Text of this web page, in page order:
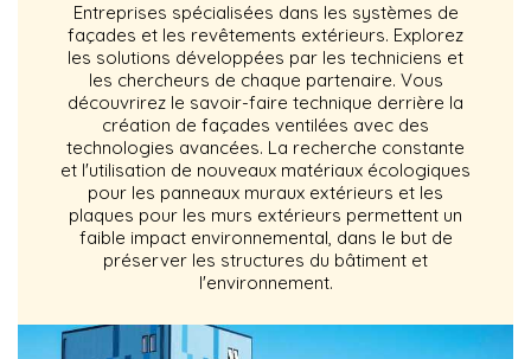
Entreprises spécialisées dans les systèmes de
façades et les revêtements extérieurs. Explorez
les solutions développées par les techniciens et
les chercheurs de chaque partenaire. Vous
découvrirez le savoir-faire technique derrière la
création de façades ventilées avec des
technologies avancées. La recherche constante
et l'utilisation de nouveaux matériaux écologiques
pour les panneaux muraux extérieurs et les
plaques pour les murs extérieurs permettent un
faible impact environnemental, dans le but de
préserver les structures du bâtiment et
l'environnement.